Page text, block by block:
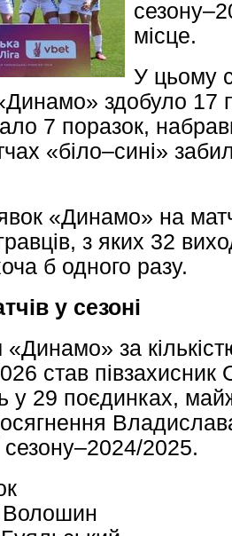
місце.
У цьому
здобуло 17
7 поразок,
«біло–сині»
«Динамо» на
з яких 32
б одного разу.
у сезоні
за
став
у 29 поєдинках,
сезону–2024/2025.